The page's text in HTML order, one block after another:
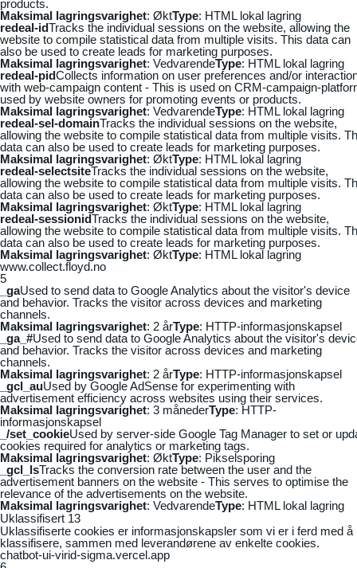
products.
Maksimal lagringsvarighet: ØktType: HTML lokal lagring
redeal-idTracks the individual sessions on the website, allowing the
website to compile statistical data from multiple visits. This data can
also be used to create leads for marketing purposes.
Maksimal lagringsvarighet: VedvarendeType: HTML lokal lagring
redeal-pidCollects information on user preferences and/or
with web-campaign content - This is used on CRM-campaign-
used by website owners for promoting events or products.
Maksimal lagringsvarighet: VedvarendeType: HTML lokal lagring
redeal-sel-domainTracks the individual sessions on the website,
allowing the website to compile statistical data from multiple visits.
data can also be used to create leads for marketing purposes.
Maksimal lagringsvarighet: ØktType: HTML lokal lagring
redeal-selectsiteTracks the individual sessions on the website,
allowing the website to compile statistical data from multiple visits.
data can also be used to create leads for marketing purposes.
Maksimal lagringsvarighet: ØktType: HTML lokal lagring
redeal-sessionidTracks the individual sessions on the website,
allowing the website to compile statistical data from multiple visits.
data can also be used to create leads for marketing purposes.
Maksimal lagringsvarighet: ØktType: HTML lokal lagring
www.collect.floyd.no
5
_gaUsed to send data to Google Analytics about the visitor's device
and behavior. Tracks the visitor across devices and marketing
channels.
Maksimal lagringsvarighet: 2 årType: HTTP-informasjonskapsel
_ga_#Used to send data to Google Analytics about the visitor's
and behavior. Tracks the visitor across devices and marketing
channels.
Maksimal lagringsvarighet: 2 årType: HTTP-informasjonskapsel
_gcl_auUsed by Google AdSense for experimenting with
advertisement efficiency across websites using their services.
Maksimal lagringsvarighet: 3 månederType: HTTP-
informasjonskapsel
_/set_cookieUsed by server-side Google Tag Manager to set or
cookies required for analytics or marketing tags.
Maksimal lagringsvarighet: ØktType: Pikselsporing
_gcl_lsTracks the conversion rate between the user and the
advertisement banners on the website - This serves to optimise the
relevance of the advertisements on the website.
Maksimal lagringsvarighet: VedvarendeType: HTML lokal lagring
Uklassifisert 13
Uklassifiserte cookies er informasjonskapsler som vi er i ferd med å
klassifisere, sammen med leverandørene av enkelte cookies.
chatbot-ui-virid-sigma.vercel.app